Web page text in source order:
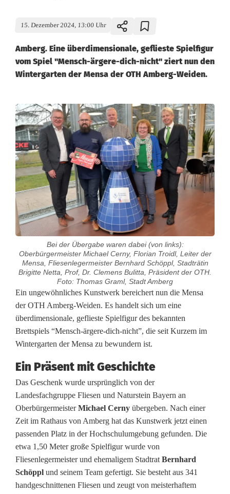
15. Dezember 2024, 13:00 Uhr
Amberg. Eine überdimensionale, geflieste Spielfigur
vom Spiel "Mensch-ärgere-dich-nicht" ziert nun den
Wintergarten der Mensa der OTH Amberg-Weiden.
Bei der Übergabe waren dabei (von links):
Oberbürgermeister Michael Cerny, Florian Troidl, Leiter der
Mensa, Fliesenlegermeister Bernhard Schöppl, Stadträtin
Brigitte Netta, Prof, Dr. Clemens Bulitta, Präsident der OTH.
Foto: Thomas Graml, Stadt Amberg
G
e
f
i
e
s
t
e
S
p
Ein ungewöhnliches Kunstwerk bereichert nun die Mensa
der OTH Amberg-Weiden. Es handelt sich um eine
überdimensionale, geflieste Spielfigur des bekannten
Brettspiels “Mensch-ärgere-dich-nicht”, die seit Kurzem im
Wintergarten der Mensa zu bewundern ist.
Ein Präsent mit Geschichte
Das Geschenk wurde ursprünglich von der
Landesfachgruppe Fliesen und Naturstein Bayern an
OberbürgermeisterMichael Cerny übergeben. Nach einer
Zeit im Rathaus von Amberg hat das Kunstwerk jetzt einen
passenden Platz in der Hochschulumgebung gefunden. Die
etwa 1,50 Meter große Spielfigur wurde von
Fliesenlegermeister und ehemaligem Stadtrat Bernhard
Schöppl und seinem Team gefertigt. Sie besteht aus 341
handgeschnittenen Fliesen und zeugt von meisterhaftem